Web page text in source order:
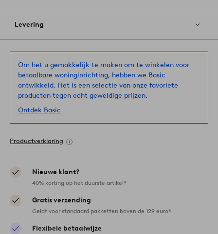
Levering
Om het u gemakkelijk te maken om te winkelen voor
betaalbare woninginrichting, hebben we Basic
ontwikkeld. Het is een selectie van onze favoriete
producten tegen echt geweldige prijzen.
Ontdek Basic
Productverklaring
Nieuwe klant?
40% korting op het duurste artikel*
Gratis verzending
Geldt voor standaard pakketten boven de 129 euro*
Flexibele betaalwijze